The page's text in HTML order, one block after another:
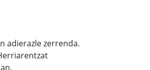
adierazle zerrenda.